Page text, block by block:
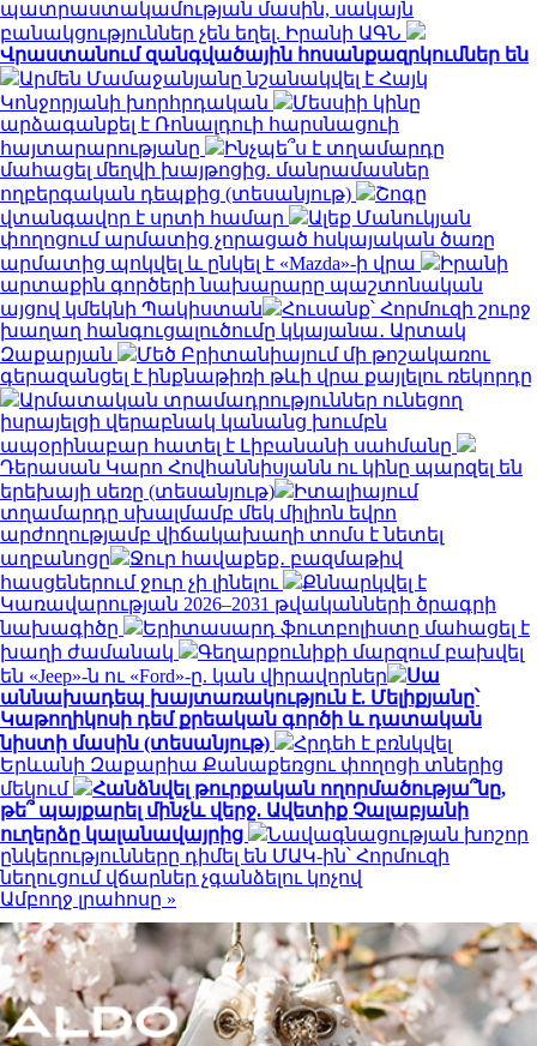
պատրաստակամության մասին, սակայն
բանակցություններ չեն եղել. Իրանի ԱԳՆ
Վրաստանում զանգվածային հոսանքազրկումներ են
Արմեն Մամաջանյանը նշանակվել է Հայկ
Կոնջորյանի խորհրդական
Մեսսիի կինը
արձագանքել է Ռոնալդուի հարսնացուի
հայտարարությանը
Ինչպե՞ս է տղամարդը
մահացել մեղվի խայթոցից. մանրամասներ
ողբերգական դեպքից (տեսանյութ)
Շոգը
վտանգավոր է սրտի համար
Ալեք Մանուկյան
փողոցում արմատից չորացած հսկայական ծառը
արմատից պոկվել և ընկել է «Mazda»-ի վրա
Իրանի
արտաքին գործերի նախարարը պաշտոնական
այցով կմեկնի Պակիստան
Հուսանք՝ Հորմուզի շուրջ
խաղաղ հանգուցալուծումը կկայանա․ Արտակ
Զաքարյան
Մեծ Բրիտանիայում մի թոշակառու
գերազանցել է ինքնաթիռի թևի վրա քայլելու ռեկորդը
Արմատական տրամադրություններ ունեցող
իսրայելցի վերաբնակ կանանց խումբն
ապօրինաբար հատել է Լիբանանի սահմանը
Դերասան Կարո Հովհաննիսյանն ու կինը պարզել են
երեխայի սեռը (տեսանյութ)
Իտալիայում
տղամարդը սխալմամբ մեկ միլիոն եվրո
արժողությամբ վիճակախաղի տոմս է նետել
աղբանոցը
Ջուր հավաքեք․ բազմաթիվ
հասցեներում ջուր չի լինելու
Քննարկվել է
Կառավարության 2026–2031 թվականների ծրագրի
նախագիծը
Երիտասարդ ֆուտբոլիստը մահացել է
խաղի ժամանակ
Գեղարքունիքի մարզում բախվել
են «Jeep»-ն ու «Ford»-ը. կան վիրավորներ
Սա
աննախադեպ խայտառակություն է. Մելիքյանը՝
Կաթողիկոսի դեմ քրեական գործի և դատական
նիստի մասին (տեսանյութ)
Հրդեհ է բռնկվել
Երևանի Զաքարիա Քանաքեռցու փողոցի տներից
մեկում
Հանձնվել թուրքական ողորմածությա՞նը,
թե՞ պայքարել մինչև վերջ. Ավետիք Չալաբյանի
ուղերձը կալանավայրից
Նավագնացության խոշոր
ընկերությունները դիմել են ՄԱԿ-ին՝ Հորմուզի
նեղուցում վճարներ չգանձելու կոչով
Ամբողջ լրահոսը »